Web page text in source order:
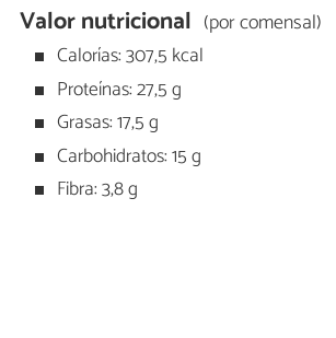
Valor nutricional (por comensal)
Calorías: 307,5 kcal
Proteínas: 27,5 g
Grasas: 17,5 g
Carbohidratos: 15 g
Fibra: 3,8 g